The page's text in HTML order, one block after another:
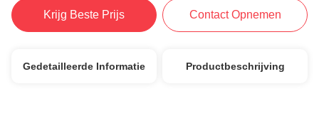
Krijg Beste Prijs Contact Opnemen
Gedetailleerde Informatie Productbeschrijving